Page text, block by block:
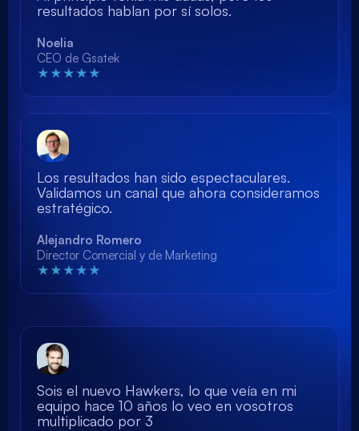
resultados hablan por sí solos.
Noelia
CEO de Gsatek
★★★★★
Los resultados han sido espectaculares.
Validamos un canal que ahora consideramos
estratégico.
Alejandro Romero
Director Comercial y de Marketing
★★★★★
Sois el nuevo Hawkers, lo que veía en mi
equipo hace 10 años lo veo en vosotros
multiplicado por 3